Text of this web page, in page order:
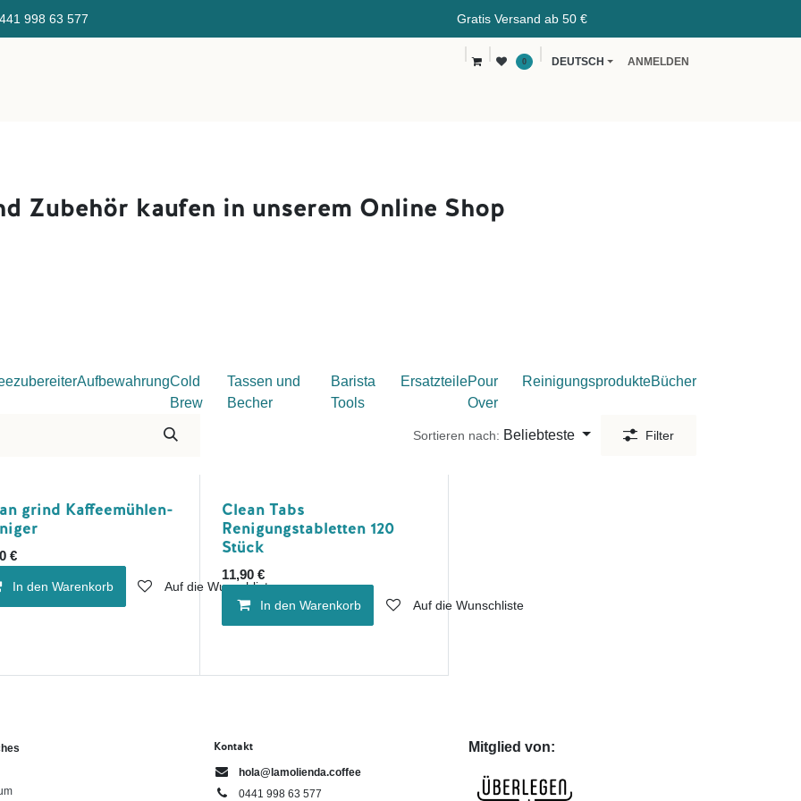
998 ​63 577 Gratis Versand ab 50 €
0 DEUTSCH ANMELDEN
Zubehör kaufen in unserem Online Shop
AufbewahrungCold
Brew
Tassen und
Becher
Barista
Tools
ErsatzteilePour
Over
ReinigungsprodukteBücher
Sortieren nach: Beliebteste Filter
grind Kaffeemühlen-
€
In den Warenkorb Auf die Wunschliste
Clean Tabs
Renigungstabletten 120
Stück
11,90 €
In den Warenkorb Auf die Wunschliste
Kontakt
hola@lamolienda.coffee
0441 998 63 577
Mitglied von: